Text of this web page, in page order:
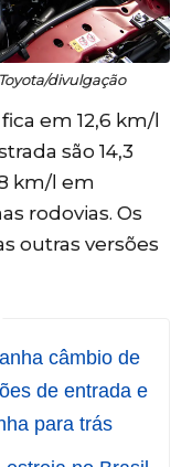
divulgação
em 12,6 km/l
são 14,3
km/l em
rodovias. Os
outras versões
câmbio de
de entrada e
para trás